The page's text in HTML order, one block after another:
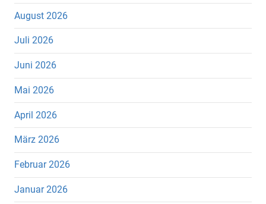
August 2026
Juli 2026
Juni 2026
Mai 2026
April 2026
März 2026
Februar 2026
Januar 2026